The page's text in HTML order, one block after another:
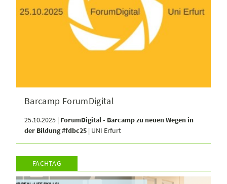
Barcamp ForumDigital
25.10.2025 | ForumDigital - Barcamp zu neuen Wegen in
der Bildung #fdbc25 | UNI Erfurt
FACHTAG